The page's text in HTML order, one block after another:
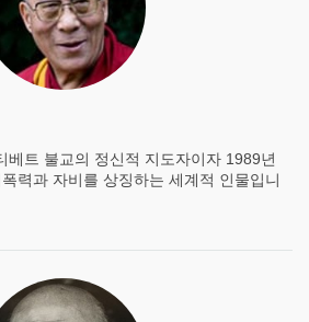
베트 불교의 정신적 지도자이자 1989년
력과 자비를 상징하는 세계적 인물입니